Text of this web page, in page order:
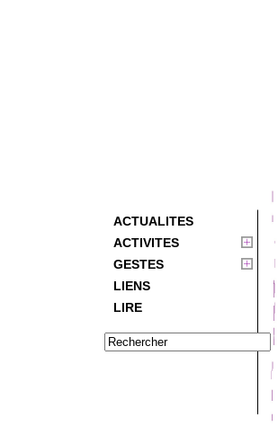
ACTUALITES
ACTIVITES
GESTES
LIENS
LIRE